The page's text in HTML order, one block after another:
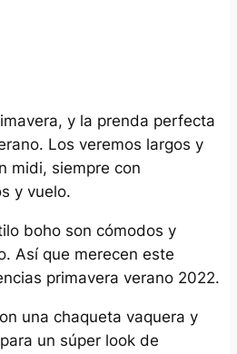
y la prenda perfecta
Los veremos largos y
midi, siempre con
y vuelo.
boho son cómodos y
Así que merecen este
primavera verano 2022.
una chaqueta vaquera y
un súper look de